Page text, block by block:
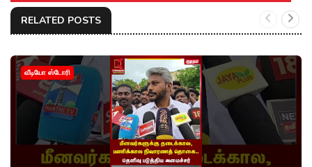
RELATED POSTS
வீடியோ ஸ்டோரி